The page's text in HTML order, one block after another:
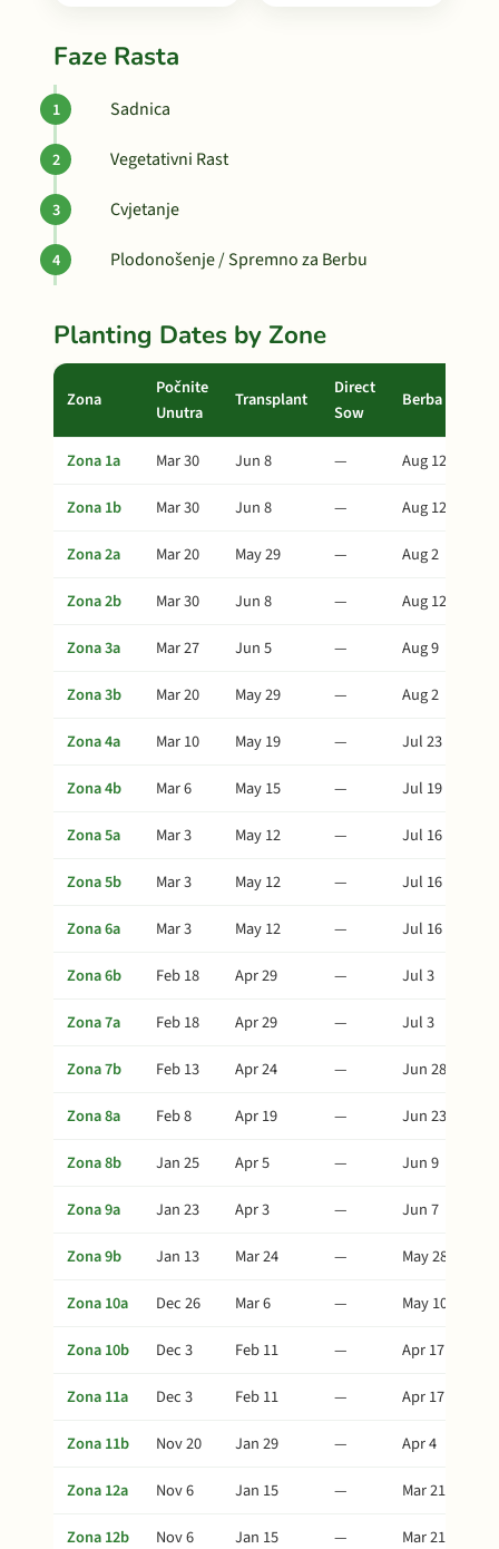
Faze Rasta
Sadnica
Vegetativni Rast
Cvjetanje
Plodonošenje / Spremno za Berbu
Planting Dates by Zone
Zona
Počnite
Unutra
Transplant
Direct
Sow
Berba
Zona 1a Mar 30 Jun 8 —
Aug 12
Zona 1b
Mar 30 Jun 8 —
Aug 12
Zona 2a
Mar 20 May 29 —
Aug 2
Zona 2b
Mar 30 Jun 8 —
Aug 12
Zona 3a
Mar 27 Jun 5 —
Aug 9
Zona 3b
Mar 20 May 29 —
Aug 2
Zona 4a
Mar 10 May 19 —
Jul 23
Zona 4b
Mar 6 May 15 —
Jul 19
Zona 5a
Mar 3 May 12 —
Jul 16
Zona 5b
Mar 3 May 12 —
Jul 16
Zona 6a
Mar 3 May 12 —
Jul 16
Zona 6b
Feb 18 Apr 29 —
Jul 3
Zona 7a
Feb 18 Apr 29 —
Jul 3
Zona 7b
Feb 13 Apr 24 —
Jun 28
Zona 8a
Feb 8 Apr 19 —
Jun 23
Zona 8b
Jan 25 Apr 5 —
Jun 9
Zona 9a
Jan 23 Apr 3 —
Jun 7
Zona 9b
Jan 13 Mar 24 —
May 28
Zona 10a
Dec 26 Mar 6 —
May 10
Zona 10b
Dec 3 Feb 11 —
Apr 17
Zona 11a
Dec 3 Feb 11 —
Apr 17
Zona 11b
Nov 20 Jan 29 —
Apr 4
Zona 12a
Nov 6 Jan 15 —
Mar 21
Zona 12b
Nov 6 Jan 15 — Mar 21